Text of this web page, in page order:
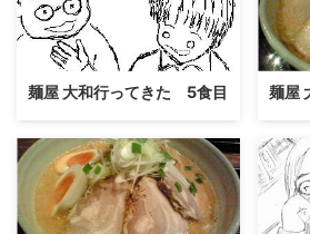
2014/10/15
麺屋 大和行ってきた 5食目 麺屋